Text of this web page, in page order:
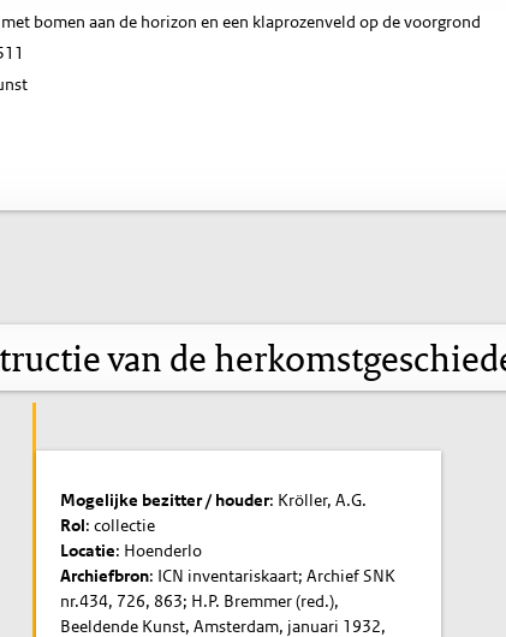
bomen aan de horizon en een klaprozenveld op de voorgrond
van de
Mogelijke bezitter / houder: Kröller, A.G.
Rol: collectie
Locatie: Hoenderlo
Archiefbron: ICN inventariskaart; Archief SNK
nr.434, 726, 863; H.P. Bremmer (red.),
Beeldende Kunst, Amsterdam, januari 1932,